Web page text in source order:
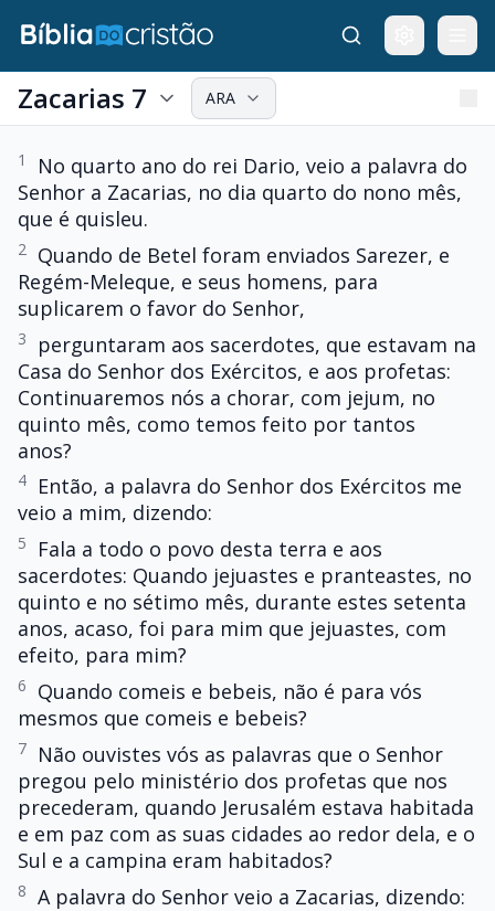
Zacarias 7 ARA
1
No quarto ano do rei Dario, veio a palavra do
Senhor a Zacarias, no dia quarto do nono mês,
que é quisleu.
2
Quando de Betel foram enviados Sarezer, e
Regém-Meleque, e seus homens, para
suplicarem o favor do Senhor,
3
perguntaram aos sacerdotes, que estavam na
Casa do Senhor dos Exércitos, e aos profetas:
Continuaremos nós a chorar, com jejum, no
quinto mês, como temos feito por tantos
anos?
4
Então, a palavra do Senhor dos Exércitos me
veio a mim, dizendo:
5
Fala a todo o povo desta terra e aos
sacerdotes: Quando jejuastes e pranteastes, no
quinto e no sétimo mês, durante estes setenta
anos, acaso, foi para mim que jejuastes, com
efeito, para mim?
6
Quando comeis e bebeis, não é para vós
mesmos que comeis e bebeis?
7
Não ouvistes vós as palavras que o Senhor
pregou pelo ministério dos profetas que nos
precederam, quando Jerusalém estava habitada
e em paz com as suas cidades ao redor dela, e o
Sul e a campina eram habitados?
8 A palavra do Senhor veio a Zacarias, dizendo: